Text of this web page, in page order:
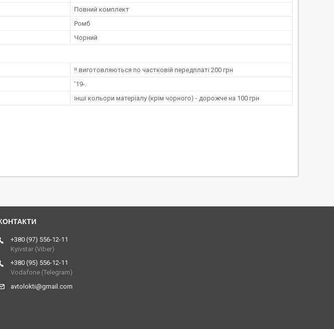
Повний комплект
Ромб
Чорний
‼️ виготовляються по частковій передплаті 200 грн
'19-.
інші кольори матеріалу (крім чорного) - дорожче на 100 грн
+380 (97) 556-12-11
Kyivstar (Viber)
+380 (95) 556-12-11
Vodafone (Telegram)
avtolokti@gmail.com